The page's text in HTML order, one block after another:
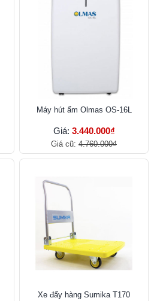
Máy hút ẩm Olmas OS-16L
Giá: 3.440.000₫
Giá cũ: 4.760.000₫
Xe đẩy hàng Sumika T170